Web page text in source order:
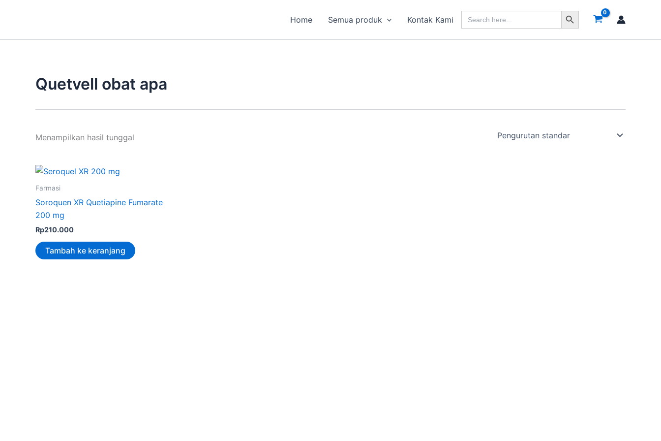
Home Semua produk Kontak Kami
Search
for:
Search Button
Quetvell obat apa
Menampilkan hasil tunggal
Farmasi
Soroquen XR Quetiapine Fumarate
200 mg
Rp210.000
Tambah ke keranjang